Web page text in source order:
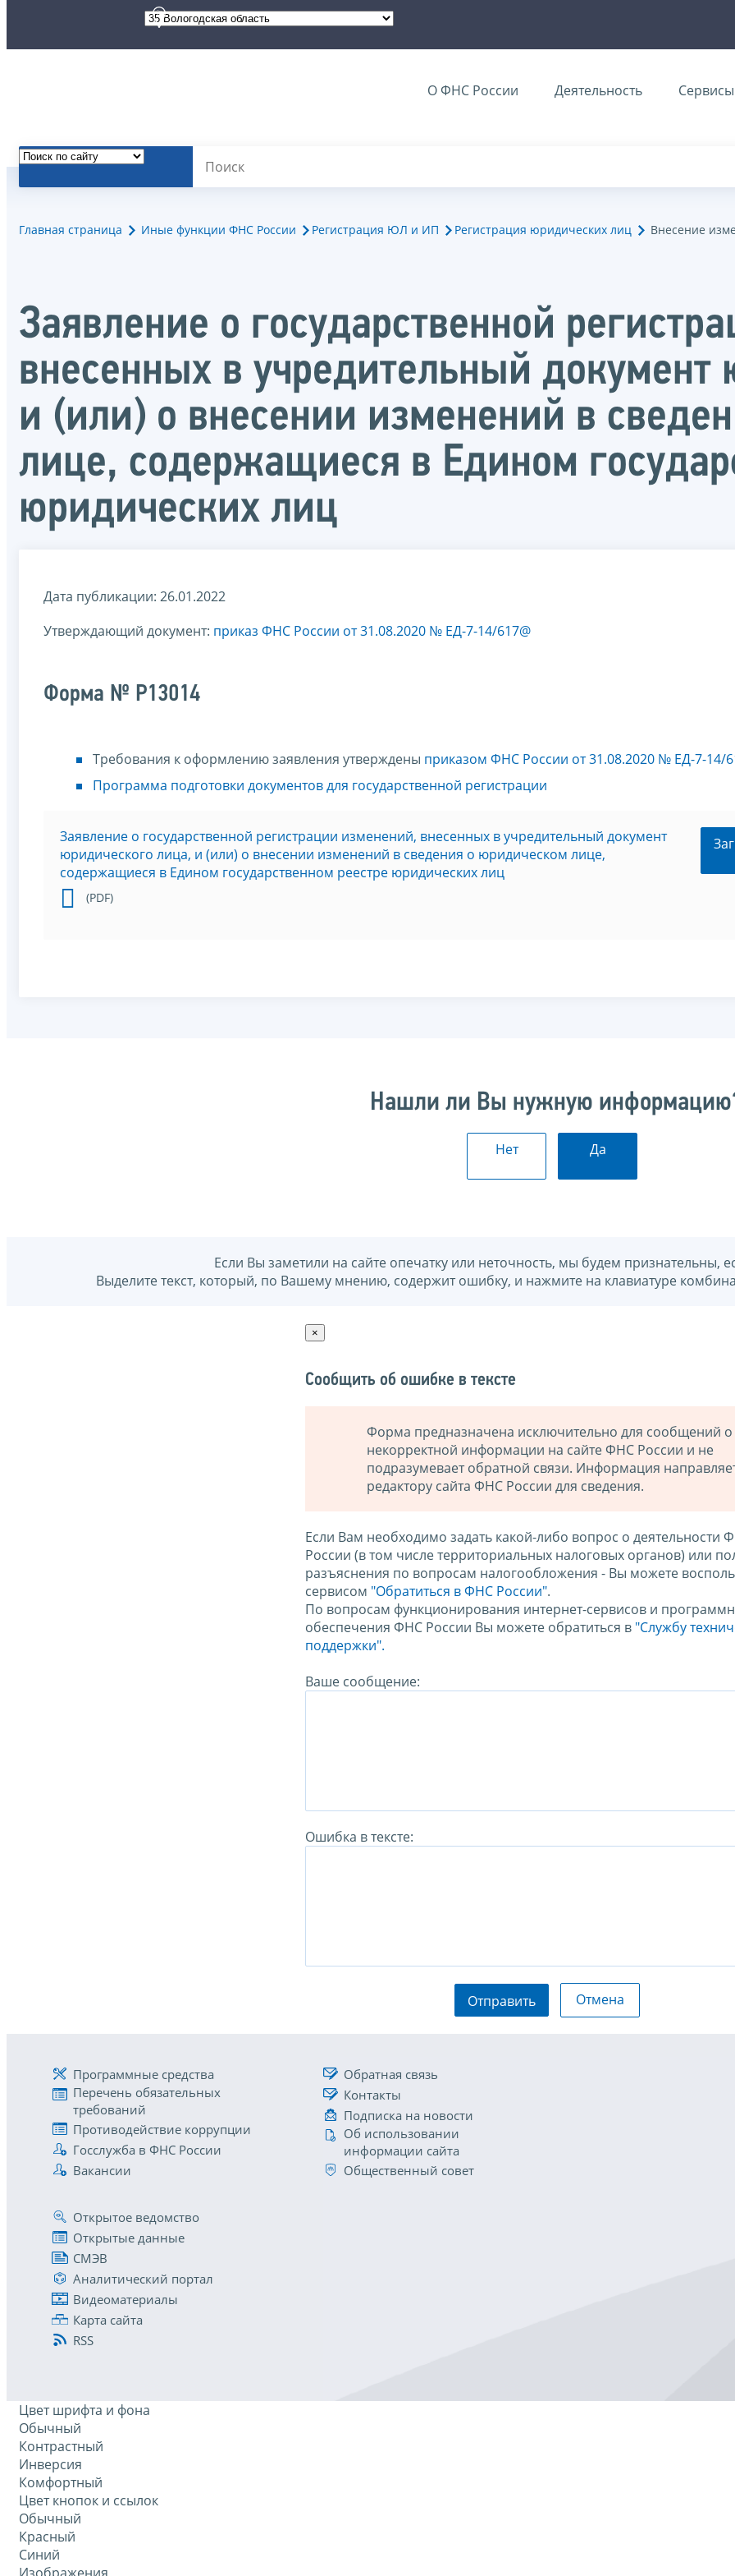
О ФНС России Деятельность Сервисы
Главная страница Иные функции ФНС России Регистрация ЮЛ и ИП Регистрация юридических лиц Внесение
Заявление о государственной
внесенных в учредительный документ
и (или) о внесении изменений в
лице, содержащиеся в Едином
юридических лиц
Дата публикации: 26.01.2022
Утверждающий документ: приказ ФНС России от 31.08.2020 № ЕД-7-14/617@
Форма № Р13014
Требования к оформлению заявления утверждены приказом ФНС России от 31.08.2020 № ЕД-7-14/
Программа подготовки документов для государственной регистрации
Заявление о государственной регистрации изменений, внесенных в учредительный документ
юридического лица, и (или) о внесении изменений в сведения о юридическом лице,
содержащиеся в Едином государственном реестре юридических лиц
(PDF)
Нашли ли Вы нужную
Нет Да
Если Вы заметили на сайте опечатку или неточность, мы будем признательны,
Выделите текст, который, по Вашему мнению, содержит ошибку, и нажмите на клавиатуре
×
Сообщить об ошибке в тексте
Форма предназначена исключительно для сообщений о
некорректной информации на сайте ФНС России и не
подразумевает обратной связи. Информация
редактору сайта ФНС России для сведения.
Если Вам необходимо задать какой-либо вопрос о деятельности
России (в том числе территориальных налоговых органов) или
разъяснения по вопросам налогообложения - Вы можете
сервисом "Обратиться в ФНС России".
По вопросам функционирования интернет-сервисов и
обеспечения ФНС России Вы можете обратиться в "Службу
поддержки".
Ваше сообщение:
Ошибка в тексте:
Отправить Отмена
Программные средства
Перечень обязательных
требований
Противодействие коррупции
Госслужба в ФНС России
Вакансии
Обратная связь
Контакты
Подписка на новости
Об использовании
информации сайта
Общественный совет
Открытое ведомство
Открытые данные
СМЭВ
Аналитический портал
Видеоматериалы
Карта сайта
RSS
Цвет шрифта и фона
Обычный
Контрастный
Инверсия
Комфортный
Цвет кнопок и ссылок
Обычный
Красный
Синий